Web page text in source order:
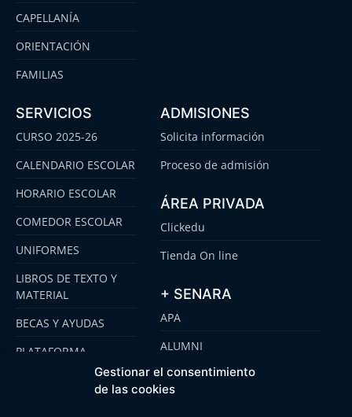
Gestionar el consentimiento
de las cookies
CAPELLANÍA
ORIENTACIÓN
FAMILIAS
SERVICIOS
CURSO 2025-26
CALENDARIO ESCOLAR
HORARIO ESCOLAR
COMEDOR ESCOLAR
UNIFORMES
LIBROS DE TEXTO Y
MATERIAL
BECAS Y AYUDAS
PLATAFORMA
EMOOTI COLEGIOS
ADMISIONES
Solicita información
Proceso de admisión
ÁREA PRIVADA
Clickedu
Tienda On line
+ SENARA
APA
ALUMNI
SENARA SENIOR